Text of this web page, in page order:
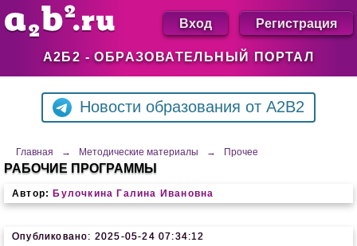
А2Б2 - ОБРАЗОВАТЕЛЬНЫЙ ПОРТАЛ
Вход Регистрация
Новости образования от A2B2
Главная → Методические материалы → Прочее
РАБОЧИЕ ПРОГРАММЫ
Автор: Булочкина Галина Ивановна
Опубликовано: 2025-05-24 07:34:12